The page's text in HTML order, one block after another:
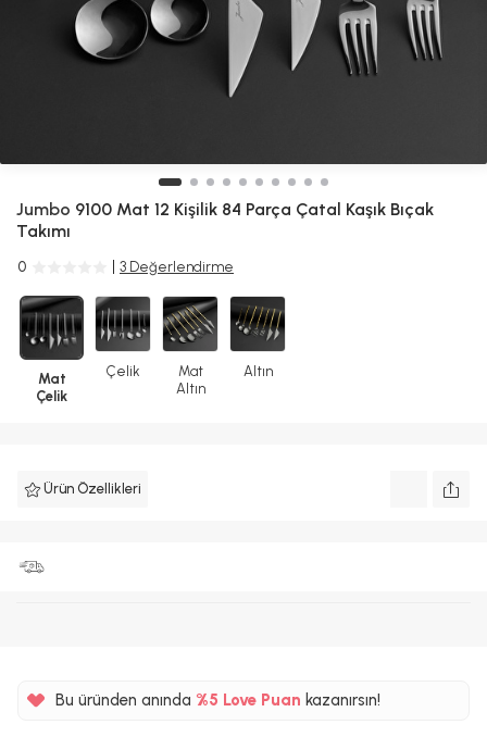
Jumbo 9100 Mat 12 Kişilik 84 Parça Çatal Kaşık Bıçak
Takımı
0 3 Değerlendirme
Mat
Çelik
Çelik
Mat
Altın
Altın
Ürün Özellikleri
Bu üründen anında %5 Love Puan kazanırsın!